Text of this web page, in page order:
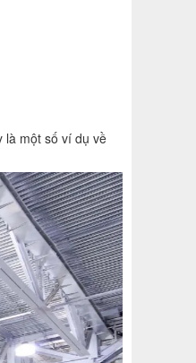
là một số ví dụ về